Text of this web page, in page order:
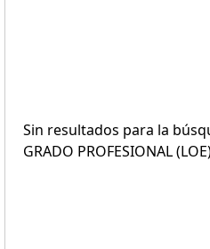
Sin resultados para la
GRADO PROFESIONAL